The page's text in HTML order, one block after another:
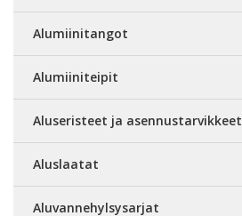
Alumiinitangot
Alumiiniteipit
Aluseristeet ja asennustarvikkeet
Aluslaatat
Aluvannehylsysarjat